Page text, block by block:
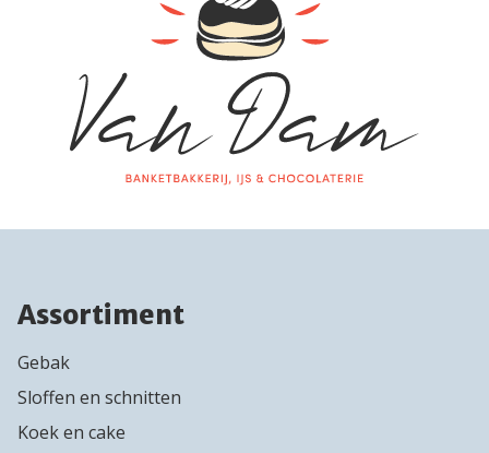
Assortiment
Gebak
Sloffen en schnitten
Koek en cake